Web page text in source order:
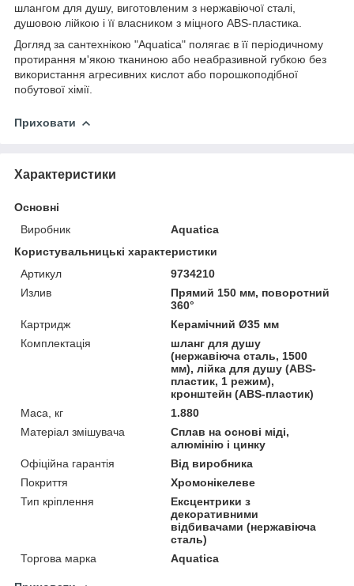
шлангом для душу, виготовленим з нержавіючої сталі,
душовою лійкою і її власником з міцного ABS-пластика.
Догляд за сантехнікою "Aquatica" полягає в її періодичному
протирання м'якою тканиною або неабразивной губкою без
використання агресивних кислот або порошкоподібної
побутової хімії.
Приховати
Характеристики
Основні
Виробник
Aquatica
Користувальницькі характеристики
Артикул
9734210
Излив
Прямий 150 мм, поворотний
360°
Картридж
Керамічний Ø35 мм
Комплектація
шланг для душу
(нержавіюча сталь, 1500
мм), лійка для душу (АВS-
пластик, 1 режим),
кронштейн (ABS-пластик)
Маса, кг
1.880
Матеріал змішувача
Сплав на основі міді,
алюмінію і цинку
Офіційна гарантія
Від виробника
Покриття
Хромонікелеве
Тип кріплення
Ексцентрики з
декоративними
відбивачами (нержавіюча
сталь)
Торгова марка
Aquatica